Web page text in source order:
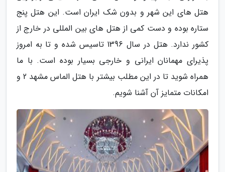
هتل های این شهر و بدون شک ایران است. این هتل پنج
ستاره بوده و دست کمی از هتل های بین المللی در خارج از
کشور ندارد. هتل در سال 1396 تاسیس شده و تا به امروز
پذیرای مهمانان ایرانی و خارجی بسیار بوده است. با ما
همراه شوید تا در این مطلب بیشتر با هتل الماس مشهد 2 و
امکانات متمایز آن آشنا شویم.